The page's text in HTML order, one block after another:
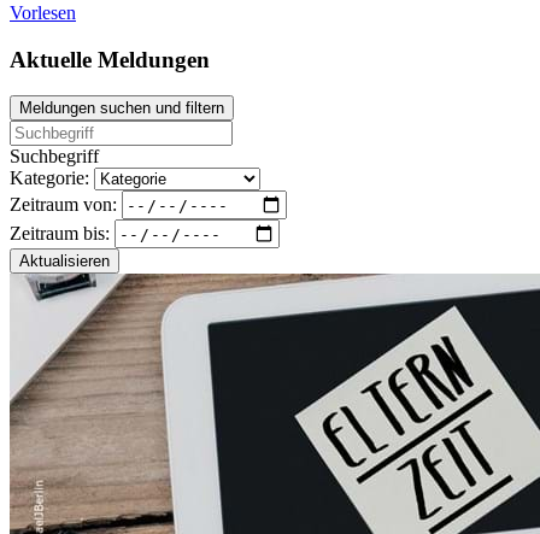
Vorlesen
Aktuelle Meldungen
Meldungen suchen und filtern
Suchbegriff
Kategorie:
Zeitraum von:
Zeitraum bis:
Aktualisieren